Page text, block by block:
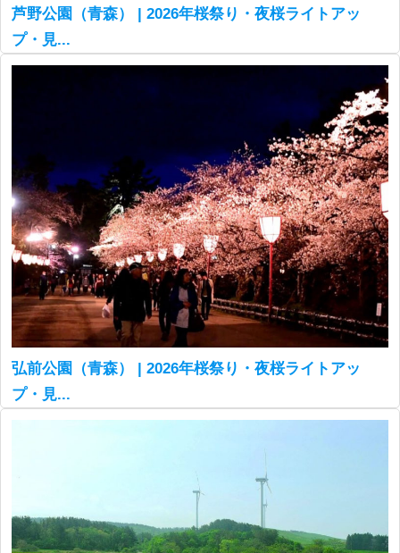
芦野公園（青森） | 2026年桜祭り・夜桜ライトアッ
プ・見...
弘前公園（青森） | 2026年桜祭り・夜桜ライトアッ
プ・見...